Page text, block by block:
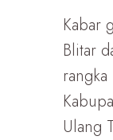
Kabar
Blitar
Ulang